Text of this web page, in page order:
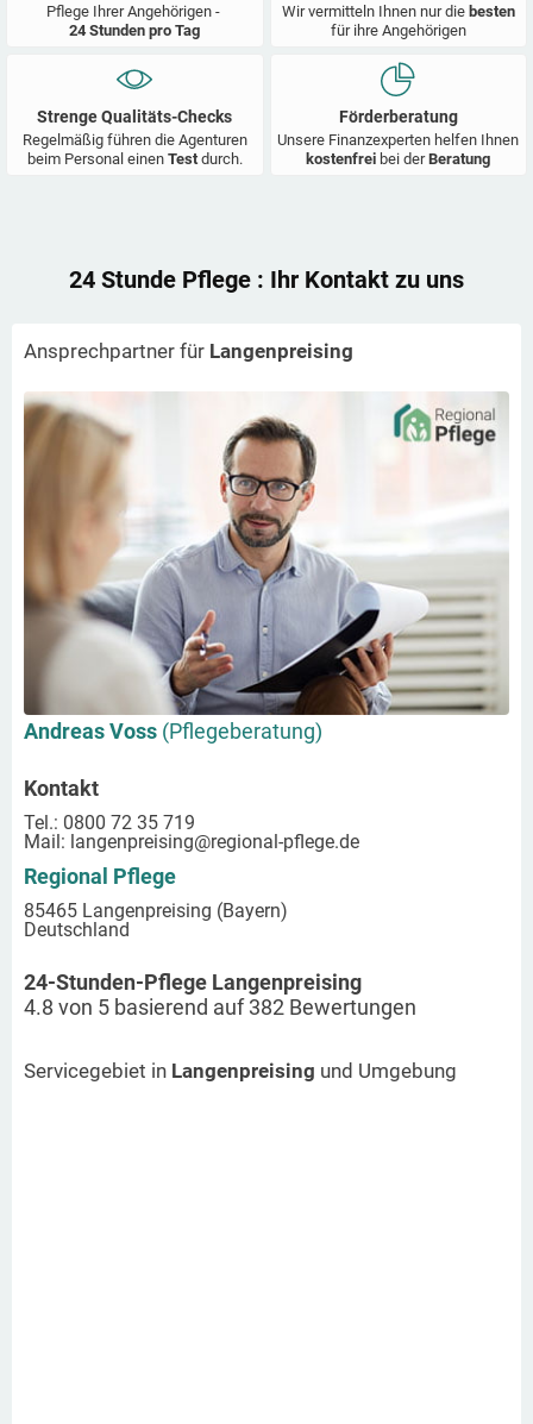
Pflege Ihrer Angehörigen -
24 Stunden pro Tag
Wir vermitteln Ihnen nur die besten
für ihre Angehörigen
Strenge Qualitäts-Checks
Regelmäßig führen die Agenturen
beim Personal einen Test durch.
Förderberatung
Unsere Finanzexperten helfen Ihnen
kostenfrei bei derBeratung
24 Stunde Pflege : Ihr Kontakt zu uns
Ansprechpartner für Langenpreising
Andreas Voss (Pflegeberatung)
Kontakt
Tel.: 0800 72 35 719
Mail: langenpreising@regional-pflege.de
Regional Pflege
85465 Langenpreising (Bayern)
Deutschland
24-Stunden-Pflege Langenpreising
4.8 von 5 basierend auf382 Bewertungen
Servicegebiet in Langenpreising und Umgebung